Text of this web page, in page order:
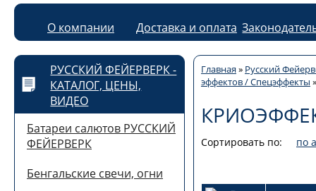
О компании Доставка и оплата
РУССКИЙ ФЕЙЕРВЕРК -
КАТАЛОГ, ЦЕНЫ,
ВИДЕО
Батареи салютов РУССКИЙ
ФЕЙЕРВЕРК
Бенгальские свечи, огни
Главная» Русский
эффектов / Спецэффекты
Сортировать по: по